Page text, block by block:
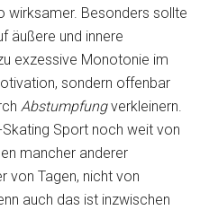
wirksamer. Besonders sollte
äußere und innere
exzessive Monotonie im
sondern offenbar
Abstumpfungverkleinern.
Sport noch weit von
mancher anderer
von Tagen, nicht von
auch das ist inzwischen